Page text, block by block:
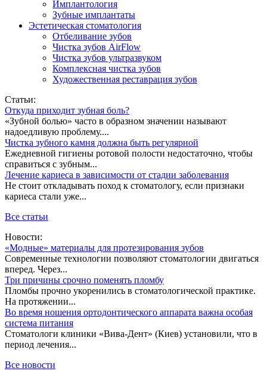
Имплантология
Зубные имплантаты
Эстетическая стоматология
Отбеливание зубов
Чистка зубов AirFlow
Чистка зубов ультразвуком
Комплексная чистка зубов
Художественная реставрация зубов
Статьи:
Откуда приходит зубная боль?
«Зубной болью» часто в образном значении называют
надоедливую проблему....
Чистка зубного камня должна быть регулярной
Ежедневной гигиены ротовой полости недостаточно, чтобы
справиться с зубным...
Лечение кариеса в зависимости от стадии заболевания
Не стоит откладывать поход к стоматологу, если признаки
кариеса стали уже...
Все статьи
Новости:
«Модные» материалы для протезирования зубов
Современные технологии позволяют стоматологии двигаться
вперед. Через...
Три причины срочно поменять пломбу
Пломбы прочно укоренились в стоматологической практике.
На протяжении...
Во время ношения ортодонтического аппарата важна особая
система питания
Стоматологи клиники «Вива-Дент» (Киев) установили, что в
период лечения...
Все новости